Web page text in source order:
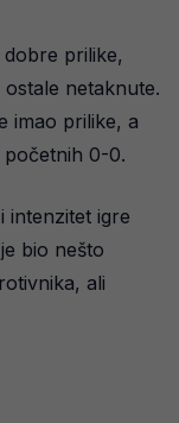
prilike,
netaknute.
imao prilike, a
početnih 0-0.
intenzitet igre
bio nešto
ali